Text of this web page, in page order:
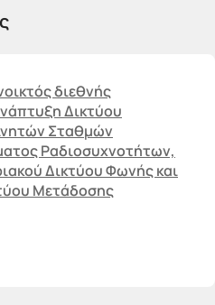
διεθνής
Δικτύου
Σταθμών
Ραδιοσυχνοτήτων,
Δικτύου Φωνής και
Μετάδοσης